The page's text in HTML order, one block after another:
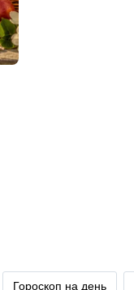
Гороскоп на день